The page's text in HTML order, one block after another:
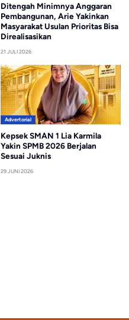
Ditengah Minimnya Anggaran
Pembangunan, Arie Yakinkan
Masyarakat Usulan Prioritas Bisa
Direalisasikan
21 JULI 2026
Advertorial
Kepsek SMAN 1 Lia Karmila
Yakin SPMB 2026 Berjalan
Sesuai Juknis
29 JUNI 2026